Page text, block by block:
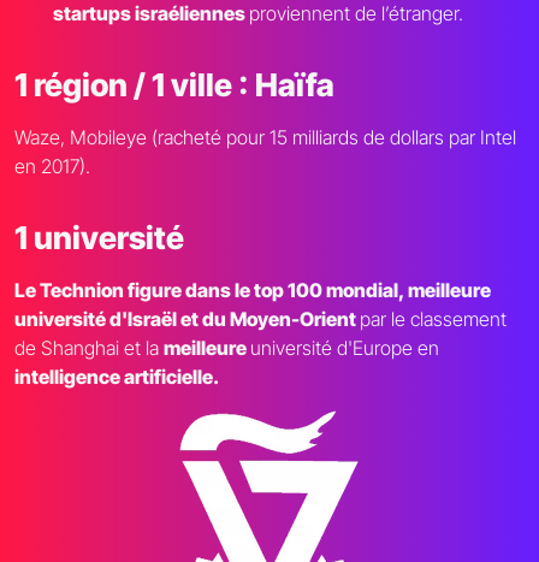
startups israéliennes proviennent de l’étranger.
1 région / 1 ville : Haïfa
Waze, Mobileye (racheté pour 15 milliards de dollars par Intel
en 2017).
1 université
Le Technion figure dans le top 100 mondial, meilleure
université d'Israël et du Moyen-Orient par le classement
de Shanghai et la meilleure université d'Europe en
intelligence artificielle.